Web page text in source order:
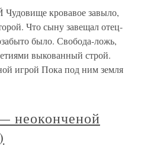
кровавое завыло,
Что сыну завещал отец-
было. Свобода-ложь,
выкованный строй.
игрой Пока под ним земля
неоконченой